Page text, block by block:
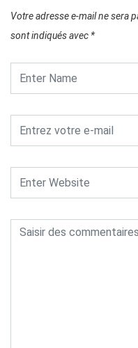
Votre adresse e-mail ne sera
sont indiqués avec *